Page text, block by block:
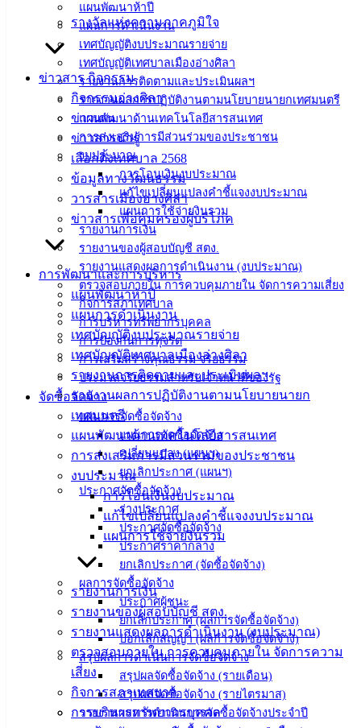
แผนพัฒนาห้าปี
แผนการดำเนินงาน
เทศบัญญัติงบประมาณรายจ่าย
เทศบัญญัติเทศบาลเมืองอ่างศิลา
รายงานการติดตามและประเมินผลฯ
รายงานผลการปฏิบัติงานตามนโยบายนายกเทศมนตรี
แผนพัฒนาด้านเทคโนโลยีสารสนเทศ
การส่งเสริมการมีส่วนร่วมของประชาชน
งบประมาณ
การโอนเงินงบประมาณ
แก้ไขเปลี่ยนแปลงคำชี้แจงงบประมาณ
แผนการใช้จ่ายงินรวม
รายงานการเงิน
รายงานของผู้สอบบัญชี สตง.
รายงานแสดงผลการดำเนินงาน (งบประมาณ)
ตรวจสอบภายใน การควบคุมภายใน จัดการความเสี่ยง
กิจการสภาเทศบาล
การบริหารทรัพยากรบุคคล
การป้องกันการทุจริต
การเสริมสร้างคุณธรรม จริยธรรม
ประมวลจริยธรรมสำหรับเจ้าหน้าที่ของรัฐ
จัดซื้อจัดจ้าง
แผนการจัดซื้อจัดจ้าง
แผนการจัดซื้อจัดจ้าง
เปลี่ยนแปลง (แผนฯ)
ยกเลิกประกาศ (แผนฯ)
ประกาศจัดซื้อจัดจ้าง
ร่างประกาศ
ประกาศจัดซื้อจัดจ้าง
ประกาศราคากลาง
ยกเลิกประกาศ (จัดซื้อจัดจ้าง)
ผลการจัดซื้อจัดจ้าง
ประกาศผู้ชนะ
ยกเลิกประกาศ (ผลการจัดซื้อจัดจ้าง)
บอกเลิกสัญญา (ผลการจัดซื้อจัดจ้าง)
สรุปผลการดำเนินการจัดซื้อจัดจ้าง
สรุปผลจัดซื้อจัดจ้าง (รายเดือน)
สรุปผลจัดซื้อจัดจ้าง (รายไตรมาส)
รายงานผลการดำเนินการจัดซื้อจัดจ้างประจำปี
รางวัลแห่งความภาคภูมิใจ
ข่าวสาร กิจกรรม
กิจกรรมอ่างศิลา
ข่าวเด่น
ข่าวสารน่ารู้
เลือกตั้งเทศบาล 2568
ข้อมูลทางวัฒนธรรม
วารสารเมืองอ่างศิลา
ข่าวสารเพื่อคุ้มครองผู้บริโภค
การพัฒนาและการบริหาร
แผนพัฒนาห้าปี
แผนการดำเนินงาน
เทศบัญญัติงบประมาณรายจ่าย
เทศบัญญัติเทศบาลเมืองอ่างศิลา
รายงานการติดตามและประเมินผลฯ
รายงานผลการปฏิบัติงานตามนโยบายนายก
เทศมนตรี
แผนพัฒนาด้านเทคโนโลยีสารสนเทศ
การส่งเสริมการมีส่วนร่วมของประชาชน
งบประมาณ
การโอนเงินงบประมาณ
แก้ไขเปลี่ยนแปลงคำชี้แจงงบประมาณ
แผนการใช้จ่ายงินรวม
รายงานการเงิน
รายงานของผู้สอบบัญชี สตง.
รายงานแสดงผลการดำเนินงาน (งบประมาณ)
ตรวจสอบภายใน การควบคุมภายใน จัดการความ
เสี่ยง
กิจการสภาเทศบาล
การบริหารทรัพยากรบุคคล
เอกสาร
คู่มือ
สำหรับ
ประชาชน/
คู่มือการ
ปฏิบัติ
งาน
ข่าวสาร
น่ารู้
ศุนย์
ข้อมูล
ข่าวสาร
อิเล็กทรอนิกส์
องค์
ความรู้
(Knowledge
Management)
ติดต่อ
เทศบาล
สายตรง
นายก
ประวัติ
หัวหน้า
ส่วน
สงวนลิขสิทธิ์ © 2563 เทศบาลเมืองอ่างศิลา จังหวัดชลบุรี |
angsilacity.go.th | Powered byBuuscript